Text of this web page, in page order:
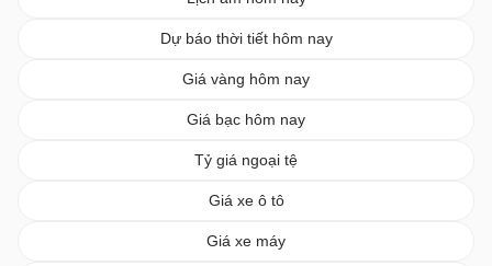
Dự báo thời tiết hôm nay
Giá vàng hôm nay
Giá bạc hôm nay
Tỷ giá ngoại tệ
Giá xe ô tô
Giá xe máy